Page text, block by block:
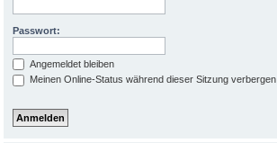
Passwort:
Angemeldet bleiben
Meinen Online-Status während dieser Sitzung verbergen